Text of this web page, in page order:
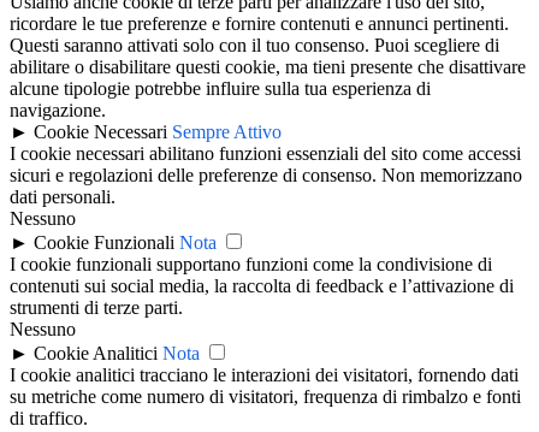
ricordare le tue preferenze e fornire contenuti e annunci pertinenti.
Questi saranno attivati solo con il tuo consenso. Puoi scegliere di
abilitare o disabilitare questi cookie, ma tieni presente che disattivare
alcune tipologie potrebbe influire sulla tua esperienza di
navigazione.
► Cookie Necessari Sempre Attivo
I cookie necessari abilitano funzioni essenziali del sito come accessi
sicuri e regolazioni delle preferenze di consenso. Non memorizzano
dati personali.
Nessuno
► Cookie Funzionali Nota
I cookie funzionali supportano funzioni come la condivisione di
contenuti sui social media, la raccolta di feedback e l’attivazione di
strumenti di terze parti.
Nessuno
► Cookie Analitici Nota
I cookie analitici tracciano le interazioni dei visitatori, fornendo dati
su metriche come numero di visitatori, frequenza di rimbalzo e fonti
di traffico.